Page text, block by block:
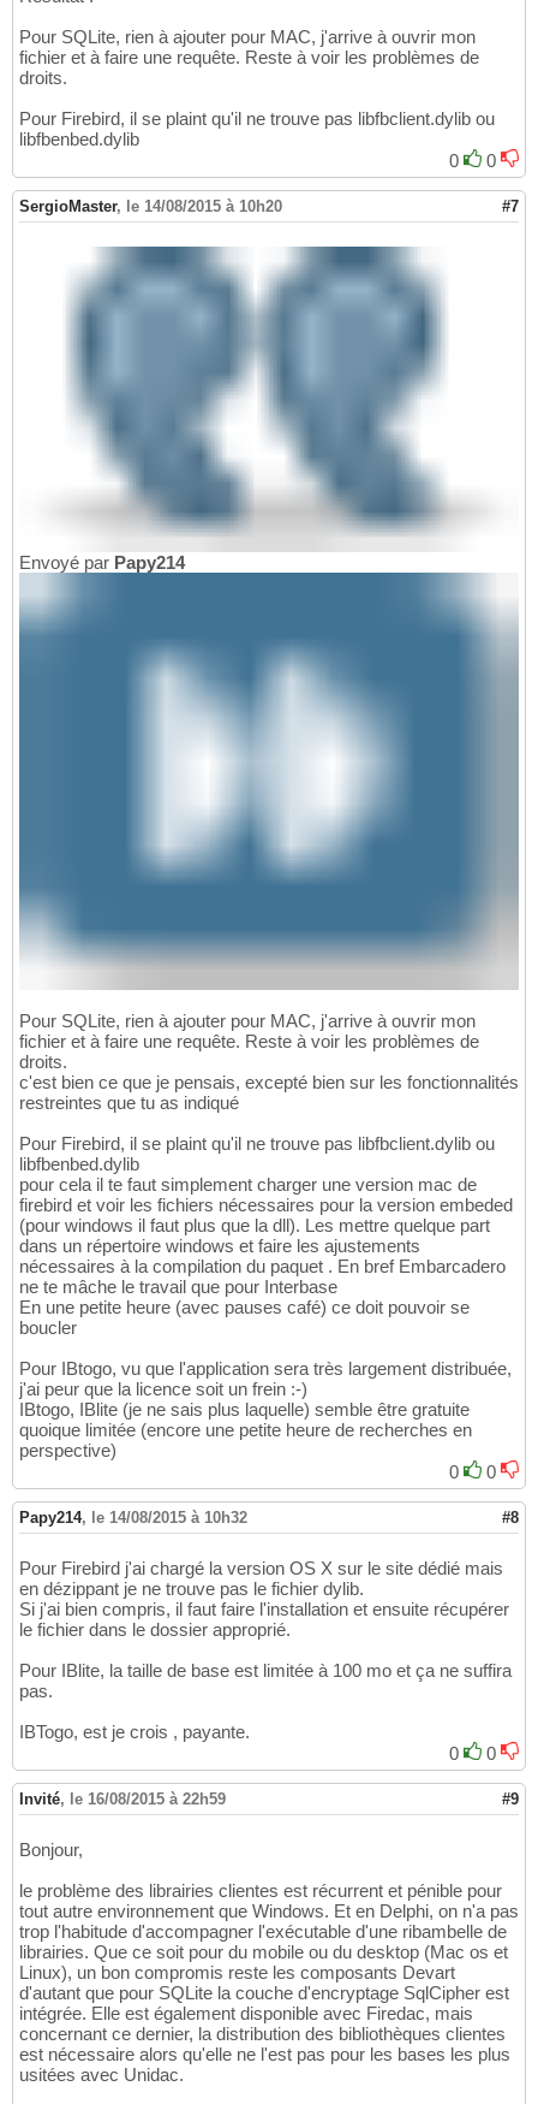
Pour SQLite, rien à ajouter pour MAC, j'arrive à ouvrir mon
fichier et à faire une requête. Reste à voir les problèmes de
droits.
Pour Firebird, il se plaint qu'il ne trouve pas libfbclient.dylib ou
libfbenbed.dylib
0
0
SergioMaster, le 14/08/2015 à 10h20 #7
Envoyé par Papy214
Pour SQLite, rien à ajouter pour MAC, j'arrive à ouvrir mon
fichier et à faire une requête. Reste à voir les problèmes de
droits.
c'est bien ce que je pensais, excepté bien sur les fonctionnalités
restreintes que tu as indiqué
Pour Firebird, il se plaint qu'il ne trouve pas libfbclient.dylib ou
libfbenbed.dylib
pour cela il te faut simplement charger une version mac de
firebird et voir les fichiers nécessaires pour la version embeded
(pour windows il faut plus que la dll). Les mettre quelque part
dans un répertoire windows et faire les ajustements
nécessaires à la compilation du paquet . En bref Embarcadero
ne te mâche le travail que pour Interbase
En une petite heure (avec pauses café) ce doit pouvoir se
boucler
Pour IBtogo, vu que l'application sera très largement distribuée,
j'ai peur que la licence soit un frein :-)
IBtogo, IBlite (je ne sais plus laquelle) semble être gratuite
quoique limitée (encore une petite heure de recherches en
perspective)
0
0
Papy214, le 14/08/2015 à 10h32 #8
Pour Firebird j'ai chargé la version OS X sur le site dédié mais
en dézippant je ne trouve pas le fichier dylib.
Si j'ai bien compris, il faut faire l'installation et ensuite récupérer
le fichier dans le dossier approprié.
Pour IBlite, la taille de base est limitée à 100 mo et ça ne suffira
pas.
IBTogo, est je crois , payante.
0
0
Invité, le 16/08/2015 à 22h59 #9
Bonjour,
le problème des librairies clientes est récurrent et pénible pour
tout autre environnement que Windows. Et en Delphi, on n'a pas
trop l'habitude d'accompagner l'exécutable d'une ribambelle de
librairies. Que ce soit pour du mobile ou du desktop (Mac os et
Linux), un bon compromis reste les composants Devart
d'autant que pour SQLite la couche d'encryptage SqlCipher est
intégrée. Elle est également disponible avec Firedac, mais
concernant ce dernier, la distribution des bibliothèques clientes
est nécessaire alors qu'elle ne l'est pas pour les bases les plus
usitées avec Unidac.